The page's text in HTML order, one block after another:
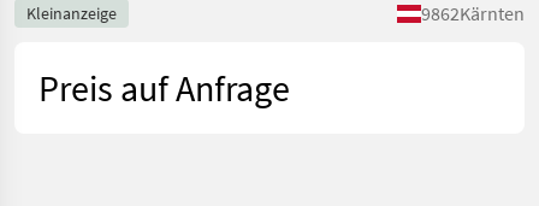
Kleinanzeige 9862Kärnten
Preis auf Anfrage